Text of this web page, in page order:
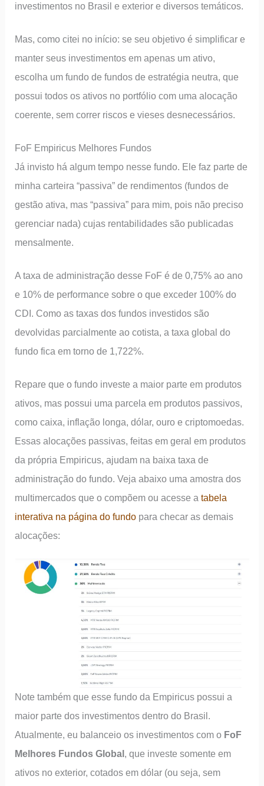
investimentos no Brasil e exterior e diversos temáticos.
Mas, como citei no início: se seu objetivo é simplificar e
manter seus investimentos em apenas um ativo,
escolha um fundo de fundos de estratégia neutra, que
possui todos os ativos no portfólio com uma alocação
coerente, sem correr riscos e vieses desnecessários.
FoF Empiricus Melhores Fundos
Já invisto há algum tempo nesse fundo. Ele faz parte de
minha carteira “passiva” de rendimentos (fundos de
gestão ativa, mas “passiva” para mim, pois não preciso
gerenciar nada) cujas rentabilidades são publicadas
mensalmente.
A taxa de administração desse FoF é de 0,75% ao ano
e 10% de performance sobre o que exceder 100% do
CDI. Como as taxas dos fundos investidos são
devolvidas parcialmente ao cotista, a taxa global do
fundo fica em torno de 1,722%.
Repare que o fundo investe a maior parte em produtos
ativos, mas possui uma parcela em produtos passivos,
como caixa, inflação longa, dólar, ouro e criptomoedas.
Essas alocações passivas, feitas em geral em produtos
da própria Empiricus, ajudam na baixa taxa de
administração do fundo. Veja abaixo uma amostra dos
multimercados que o compõem ou acesse atabela
interativa na página do fundo para checar as demais
alocações:
Note também que esse fundo da Empiricus possui a
maior parte dos investimentos dentro do Brasil.
Atualmente, eu balanceio os investimentos com o FoF
Melhores Fundos Global , que investe somente em
ativos no exterior, cotados em dólar (ou seja, sem